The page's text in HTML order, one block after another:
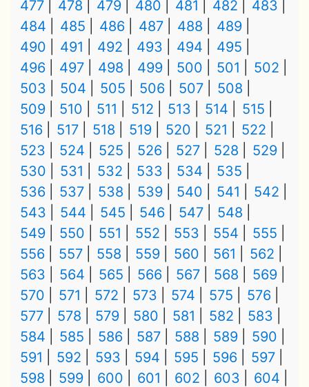
477 478 479 480 481 482
483
484
485 486 487 488
489
490
491 492 493 494
495
496
497 498 499 500 501
502
503
504 505 506 507
508
509
510 511 512 513 514
515
516
517 518 519 520 521
522
523
524 525 526 527 528
529
530
531 532 533 534
535
536
537 538 539 540 541
542
543
544 545 546 547
548
549
550 551 552 553 554
555
556
557 558 559 560 561
562
563
564 565 566 567 568
569
570
571 572 573 574 575
576
577
578 579 580 581 582
583
584
585 586 587 588 589
590
591
592 593 594 595 596
597
598
599 600 601 602 603
604